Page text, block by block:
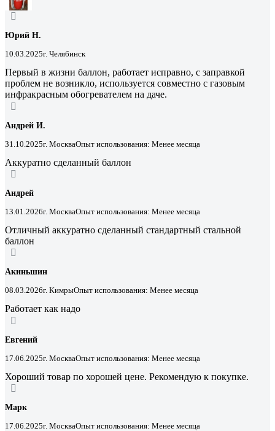
Юрий Н.
10.03.2025г. Челябинск
Первый в жизни баллон, работает исправно, с заправкой
проблем не возникло, используется совместно с газовым
инфракрасным обогревателем на даче.
Андрей И.
31.10.2025г. МоскваОпыт использования: Менее месяца
Аккуратно сделанный баллон
Андрей
13.01.2026г. МоскваОпыт использования: Менее месяца
Отличный аккуратно сделанный стандартный стальной
баллон
Акиньшин
08.03.2026г. КимрыОпыт использования: Менее месяца
Работает как надо
Евгений
17.06.2025г. МоскваОпыт использования: Менее месяца
Хороший товар по хорошей цене. Рекомендую к покупке.
Марк
17.06.2025г. МоскваОпыт использования: Менее месяца